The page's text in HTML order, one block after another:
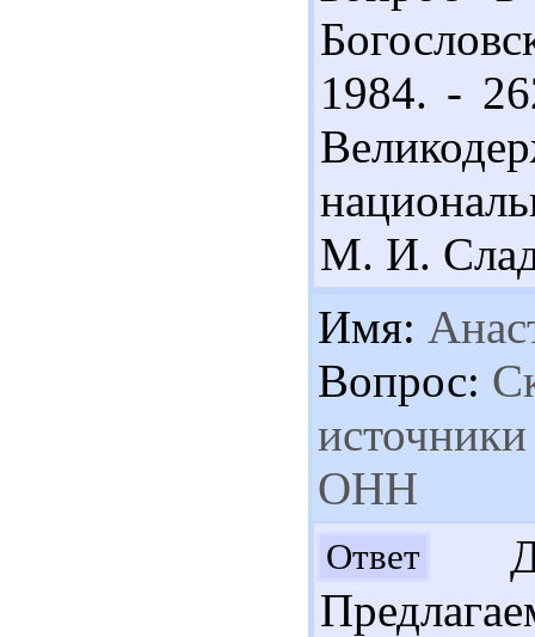
1984. -
М. И.
Имя:
Вопрос:
ОНН
Ответ